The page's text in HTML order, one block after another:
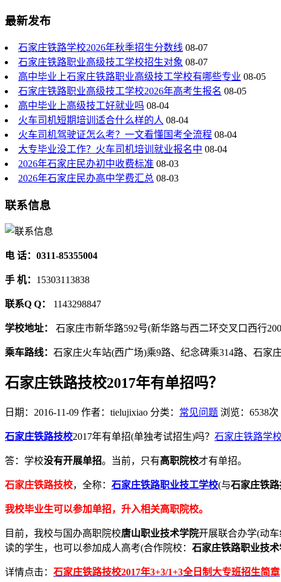
最新发布
石家庄铁路学校2026年秋季招生分数线 08-07
石家庄铁路职业高级技工学校招生对象 08-07
高中毕业上石家庄铁路职业高级技工学校有哪些专业 08-05
石家庄铁路职业高级技工学校2026年高考生报名 08-05
高中毕业上高级技工好就业吗 08-04
火车司机短期培训适合什么样的人 08-04
火车司机驾驶证怎么考？一文看懂国考全流程 08-04
大专毕业没工作？火车司机培训就业报名中 08-04
2026年石家庄民办初中收费标准 08-03
2026年石家庄民办高中学费汇总 08-03
联系信息
电 话：0311-85355004
手 机： 15303113838
联系Q Q： 1143298847
学校地址： 石家庄市新华路592号(新华路与西二环交叉口西行200
乘车路线： 石家庄火车站(西广场)乘9路、纪念碑乘314路、石家
石家庄铁路技校2017年有单招吗？
日期：2016-11-09 作者：tielujixiao 分类： 常见问题 浏览：6538次
石家庄铁路技校2017年有单招(单独考试招生)吗？ 石家庄铁路学
答：学校没有开展单招。当前，只有高职院校才有单招。
石家庄铁路技校，全称： 石家庄铁路职业技工学校(与石家庄铁
我校毕业生可以参加单招，升入相关高职院校。
目前，我校与国办高职院校唐山职业技术学院开展联合办学(动
读的学生，也可以参加成人高考(合作院校： 石家庄铁路职业技
详情点击： 石家庄铁路技校2017年3+3/1+3全日制大专班招生简章